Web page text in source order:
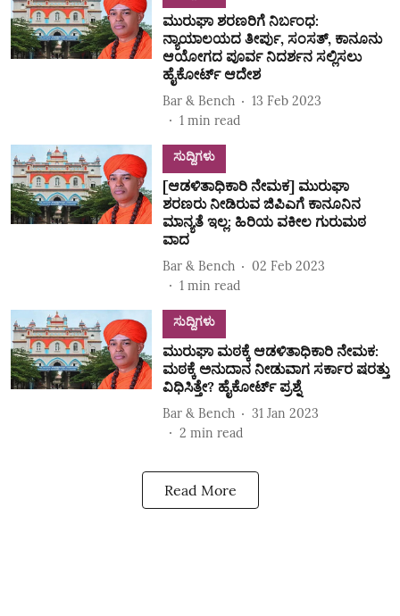
ಮುರುಘಾ ಶರಣರಿಗೆ ನಿರ್ಬಂಧ:
ನ್ಯಾಯಾಲಯದ ತೀರ್ಪು, ಸಂಸತ್‌, ಕಾನೂನು
ಆಯೋಗದ ಪೂರ್ವ ನಿದರ್ಶನ ಸಲ್ಲಿಸಲು
ಹೈಕೋರ್ಟ್‌ ಆದೇಶ
Bar & Bench
13 Feb 2023
1 min read
ಸುದ್ದಿಗಳು
[ಆಡಳಿತಾಧಿಕಾರಿ ನೇಮಕ] ಮುರುಘಾ
ಶರಣರು ನೀಡಿರುವ ಜಿಪಿಎಗೆ ಕಾನೂನಿನ
ಮಾನ್ಯತೆ ಇಲ್ಲ: ಹಿರಿಯ ವಕೀಲ ಗುರುಮಠ
ವಾದ
Bar & Bench
02 Feb 2023
1 min read
ಸುದ್ದಿಗಳು
ಮುರುಘಾ ಮಠಕ್ಕೆ ಆಡಳಿತಾಧಿಕಾರಿ ನೇಮಕ:
ಮಠಕ್ಕೆ ಅನುದಾನ ನೀಡುವಾಗ ಸರ್ಕಾರ ಷರತ್ತು
ವಿಧಿಸಿತ್ತೇ? ಹೈಕೋರ್ಟ್‌ ಪ್ರಶ್ನೆ
Bar & Bench
31 Jan 2023
2 min read
Read More